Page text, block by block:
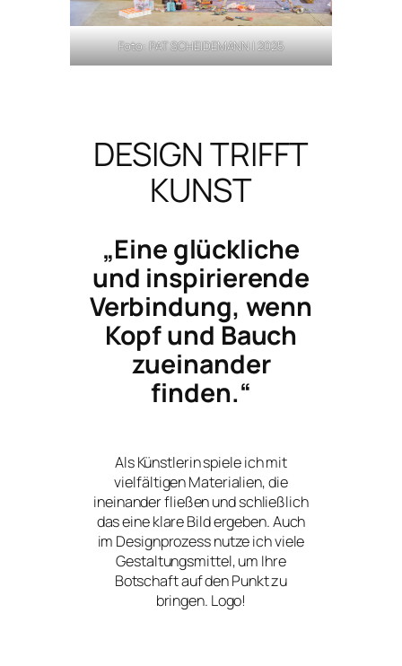
Foto: PAT SCHEIDEMANN | 2025
DESIGN TRIFFT
KUNST
„Eine glückliche
und inspirierende
Verbindung, wenn
Kopf und Bauch
zueinander
finden.“
Als Künstlerin spiele ich mit
vielfältigen Materialien, die
ineinander fließen und schließlich
das eine klare Bild ergeben. Auch
im Designprozess nutze ich viele
Gestaltungsmittel, um Ihre
Botschaft auf den Punkt zu
bringen. Logo!